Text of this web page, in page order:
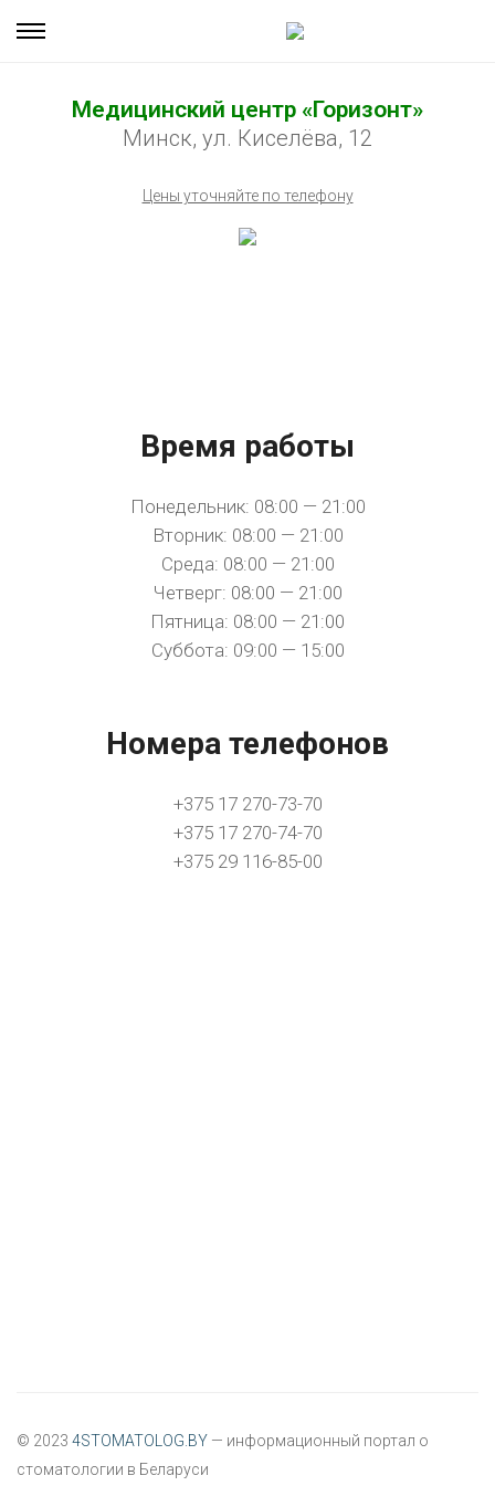
Медицинский центр «Горизонт»
Минск, ул. Киселёва, 12
Цены уточняйте по телефону
Время работы
Понедельник: 08:00 — 21:00
Вторник: 08:00 — 21:00
Среда: 08:00 — 21:00
Четверг: 08:00 — 21:00
Пятница: 08:00 — 21:00
Суббота: 09:00 — 15:00
Номера телефонов
+375 17 270-73-70
+375 17 270-74-70
+375 29 116-85-00
© 2023 4STOMATOLOG.BY — информационный портал о
стоматологии в Беларуси